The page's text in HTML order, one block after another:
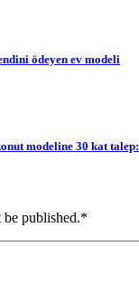
ödeyen ev modeli
modeline 30 kat talep:
be published.*